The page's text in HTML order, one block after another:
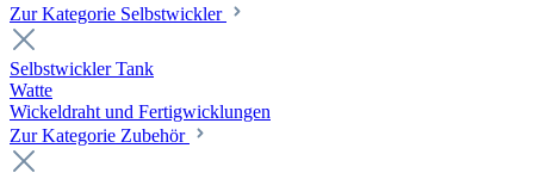
Zur Kategorie Selbstwickler
Selbstwickler Tank
Watte
Wickeldraht und Fertigwicklungen
Zur Kategorie Zubehör